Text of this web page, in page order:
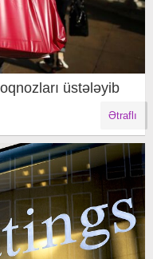
üstələyib
Ətraflı